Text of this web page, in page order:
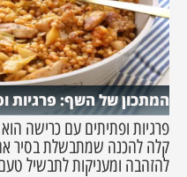
המתכון של השף: פרגיות
פרגיות ופתיתים עם כרישה
קלה להכנה שמתבשלת בסיר
להזהבה ומעניקות לתבשיל